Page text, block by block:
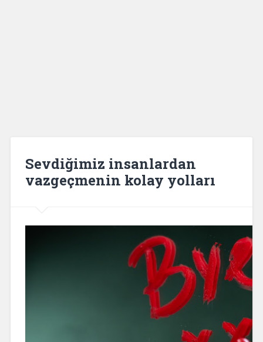
Sevdiğimiz insanlardan
vazgeçmenin kolay yolları